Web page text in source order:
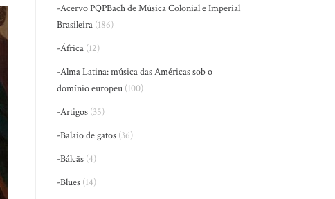
-Acervo PQPBach de Música Colonial e Imperial
Brasileira (186)
-África (12)
-Alma Latina: música das Américas sob o
domínio europeu (100)
-Artigos (35)
-Balaio de gatos (36)
-Bálcãs (4)
-Blues (14)